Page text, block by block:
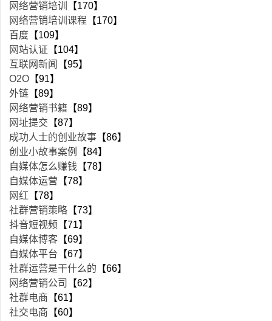
网络营销培训
【170】
网络营销培训课程 【170】
百度 【109】
网站认证 【104】
互联网新闻
【95】
O2O 【91】
外链 【89】
网络营销书籍 【89】
网址提交 【87】
成功人士的创业故事 【86】
创业小故事案例
【84】
自媒体怎么赚钱 【78】
自媒体运营 【78】
网红 【78】
社群营销策略 【73】
抖音短视频 【71】
自媒体博客 【69】
自媒体平台 【67】
社群运营是干什么的 【66】
网络营销公司
【62】
社群电商 【61】
社交电商 【60】